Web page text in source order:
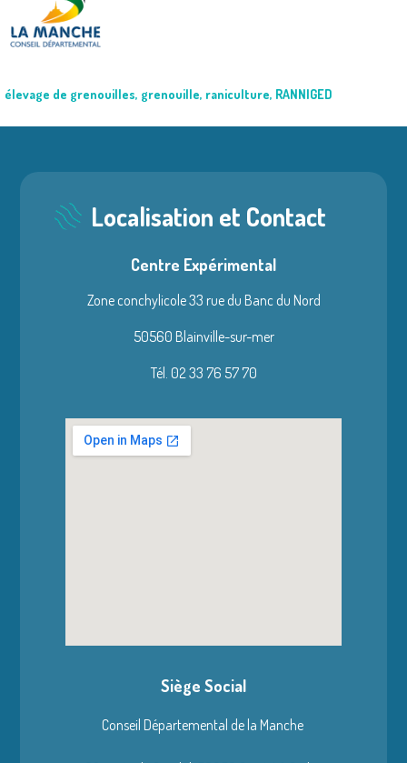
élevage de grenouilles, grenouille, raniculture, RANNIGED
Localisation et Contact
Centre Expérimental
Zone conchylicole 33 rue du Banc du Nord
50560 Blainville-sur-mer
Tél. 02 33 76 57 70
Siège Social
Conseil Départemental de la Manche